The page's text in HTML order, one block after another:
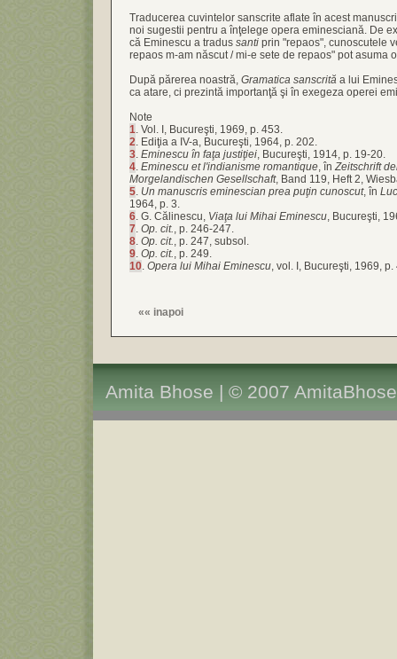
Traducerea cuvintelor sanscrite aflate în acest
noi sugestii pentru a înţelege opera eminesciană. De
că Eminescu a tradus santi prin "repaos", cunoscutele
repaos m-am născut / mi-e sete de repaos" pot asuma
După părerea noastră, Gramatica sanscrită a lui
ca atare, ci prezintă importanţă şi în exegeza operei
Note
1 . Vol. I, Bucureşti, 1969, p. 453.
2 . Ediţia a IV-a, Bucureşti, 1964, p. 202.
3 Eminescu în faţa justiţiei , Bucureşti, 1914, p. 19-20.
4 Eminescu et l'indianisme romantique , în Zeitschrift
Morgelandischen Gesellschaft, Band 119, Heft 2,
5 Un manuscris eminescian prea puţin cunoscut, în
1964, p. 3.
6 . G. Călinescu, Viaţa lui Mihai Eminescu , Bucureşti,
7 Op. cit. , p. 246-247.
8 Op. cit. , p. 247, subsol.
9 Op. cit. , p. 249.
10 Opera lui Mihai Eminescu , vol. I, Bucureşti, 1969, p.
«« inapoi
Amita Bhose | © 2007